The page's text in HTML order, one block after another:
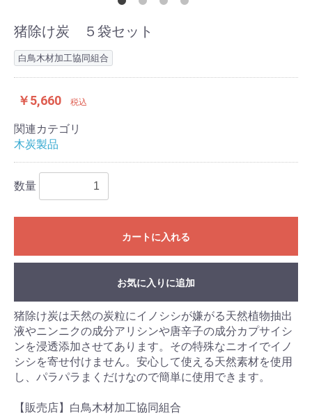
猪除け炭 ５袋セット
白鳥木材加工協同組合
￥5,660 税込
関連カテゴリ
木炭製品
数量
カートに入れる
お気に入りに追加
猪除け炭は天然の炭粒にイノシシが嫌がる天然植物抽出
液やニンニクの成分アリシンや唐辛子の成分カプサイシ
ンを浸透添加させてあります。その特殊なニオイでイノ
シシを寄せ付けません。安心して使える天然素材を使用
し、パラパラまくだけなので簡単に使用できます。
【販売店】白鳥木材加工協同組合